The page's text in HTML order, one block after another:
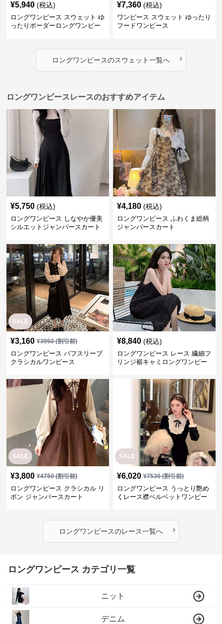
¥5,940 (税込)
ロングワンピース スウェット ゆ
ったりボーダーロングワンピー
¥7,360 (税込)
ワンピース スウェット ゆったり
フードワンピース
ロングワンピースのスウェット一覧へ ›
ロングワンピースレースのおすすめアイテム
¥5,750 (税込)
ロングワンピース しなやか優美
シルエットジャンパースカート
¥4,180 (税込)
ロングワンピース ふわくま総柄
ジャンパースカート
SALE
¥3,160 ¥3950(割引前)
ロングワンピース パフスリーブ
クラシカルワンピース
¥8,840 (税込)
ロングワンピース レース 繊細フ
リンジ裾キャミロングワンピー
SALE
¥3,800 ¥4750(割引前)
ロングワンピース クラシカル リ
ボン ジャンパースカート
SALE
¥6,020 ¥7530(割引前)
ロングワンピース うっとり艶め
くレース襟ベルベットワンピー
ロングワンピースのレース一覧へ ›
ロングワンピース カテゴリ一覧
ニット
デニム